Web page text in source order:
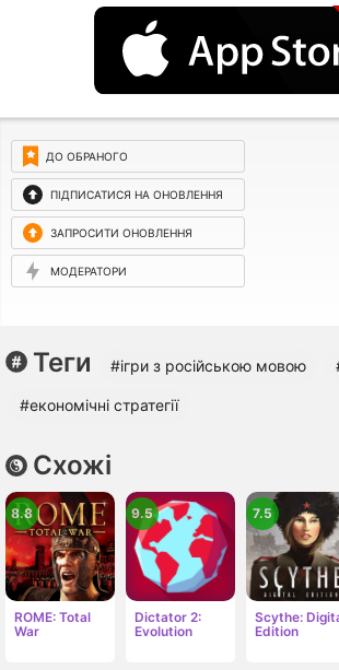
ДО ОБРАНОГО
ПІДПИСАТИСЯ НА ОНОВЛЕННЯ
ЗАПРОСИТИ ОНОВЛЕННЯ
МОДЕРАТОРИ
Теги #ігри з російською мовою
#економічні стратегії
Схожі
ROME: Total
War
8.8
Dictator 2:
Evolution
9.5
Scythe:
Edition
7.5